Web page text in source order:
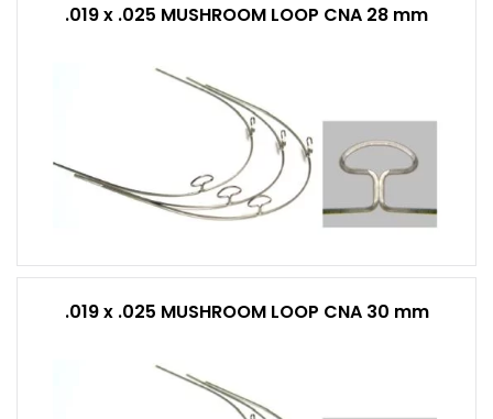
.019 x .025 MUSHROOM LOOP CNA 28 mm
.019 x .025 MUSHROOM LOOP CNA 30 mm